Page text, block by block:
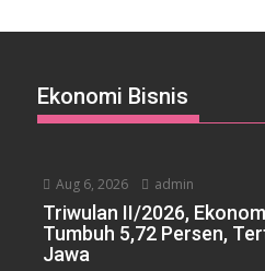
Ekonomi Bisnis
Aug 6, 2026 admin
Triwulan II/2026,
Tumbuh 5,72 Persen,
Jawa